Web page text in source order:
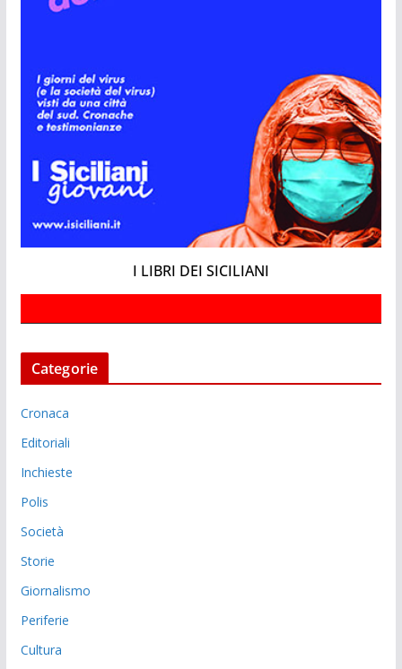
I LIBRI DEI SICILIANI
Categorie
Cronaca
Editoriali
Inchieste
Polis
Società
Storie
Giornalismo
Periferie
Cultura